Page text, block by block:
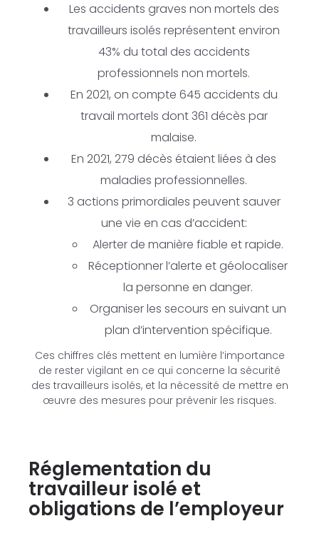
Les accidents graves non mortels des
travailleurs isolés représentent environ
43% du total des accidents
professionnels non mortels.
En 2021, on compte 645 accidents du
travail mortels dont 361 décès par
malaise.
En 2021, 279 décès étaient liées à des
maladies professionnelles.
3 actions primordiales peuvent sauver
une vie en cas d’accident:
Alerter de manière fiable et rapide.
Réceptionner l’alerte et géolocaliser
la personne en danger.
Organiser les secours en suivant un
plan d’intervention spécifique.
Ces chiffres clés mettent en lumière l’importance
de rester vigilant en ce qui concerne la sécurité
des travailleurs isolés, et la nécessité de mettre en
œuvre des mesures pour prévenir les risques.
Réglementation du
travailleur isolé et
obligations de l’employeur